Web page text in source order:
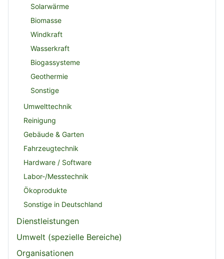
Solarwärme
Biomasse
Windkraft
Wasserkraft
Biogassysteme
Geothermie
Sonstige
Umwelttechnik
Reinigung
Gebäude & Garten
Fahrzeugtechnik
Hardware / Software
Labor-/Messtechnik
Ökoprodukte
Sonstige in Deutschland
Dienstleistungen
Umwelt (spezielle Bereiche)
Organisationen